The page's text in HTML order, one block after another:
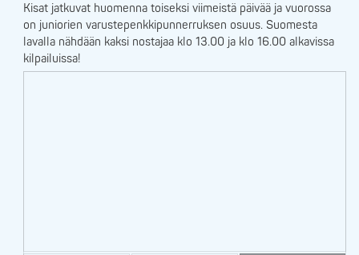
Kisat jatkuvat huomenna toiseksi viimeistä päivää ja vuorossa
on juniorien varustepenkkipunnerruksen osuus. Suomesta
lavalla nähdään kaksi nostajaa klo 13.00 ja klo 16.00 alkavissa
kilpailuissa!